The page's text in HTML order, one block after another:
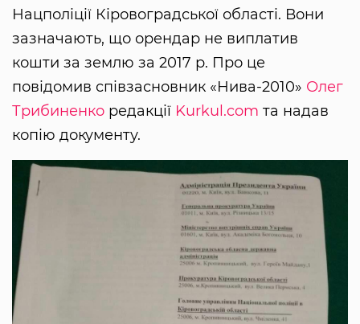
Нацполіції Кіровоградської області. Вони
зазначають, що орендар не виплатив
кошти за землю за 2017 р. Про це
повідомив співзасновник «Нива-2010» Олег
Трибиненко редакції Kurkul.com та надав
копію документу.